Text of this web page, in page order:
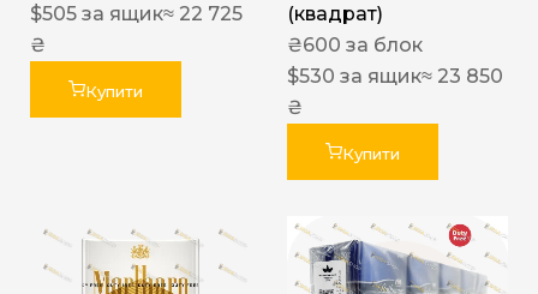
$505 за ящик≈ 22 725
₴
Купити
(квадрат)
₴600 за блок
$530 за ящик≈ 23 850
₴
Купити